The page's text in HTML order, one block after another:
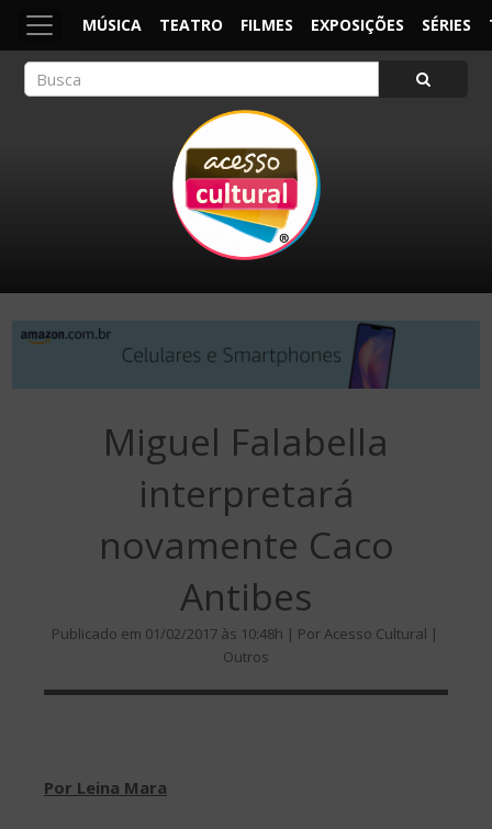
MÚSICA TEATRO FILMES EXPOSIÇÕES SÉRIES
Miguel Falabella
interpretará
novamente Caco
Antibes
Publicado em 01/02/2017 às 10:48h | Por Acesso Cultural |
Outros
Por Leina Mara